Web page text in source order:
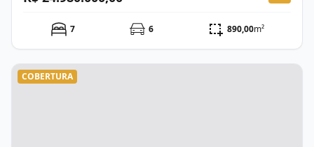
7 6 890,00m²
COBERTURA